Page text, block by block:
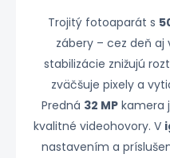
Trojitý fotoaparát s
zábery – cez deň aj
stabilizácie znižujú
zväčšuje pixely a
Predná 32 MP kamera
kvalitné videohovory. V
nastavením a